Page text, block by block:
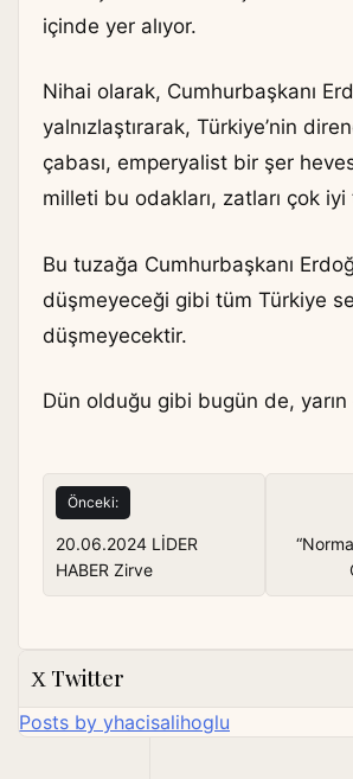
içinde yer alıyor.
Nihai olarak, Cumhurbaşkanı
yalnızlaştırarak, Türkiye’nin
çabası, emperyalist bir şer
milleti bu odakları, zatları çok iyi
Bu tuzağa Cumhurbaşkanı
düşmeyeceği gibi tüm Türkiye
düşmeyecektir.
Dün olduğu gibi bugün de,
Yazı
gezinmesi
Önceki:
20.06.2024 LİDER
HABER Zirve
Twitter
Posts by yhacisalihoglu